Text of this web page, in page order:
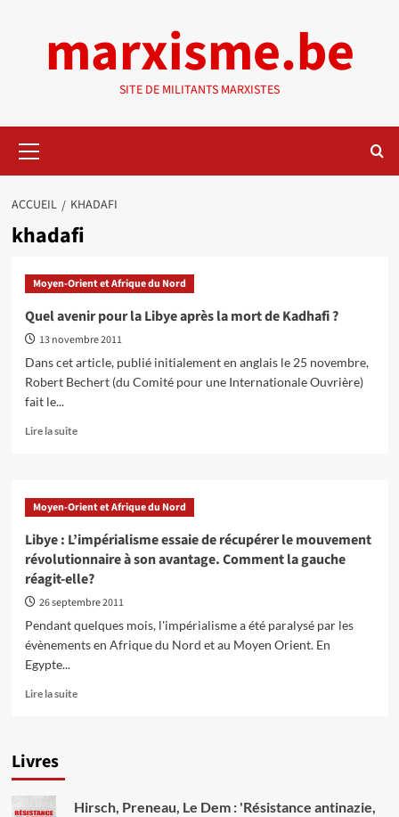
marxisme.be
SITE DE MILITANTS MARXISTES
principal
ACCUEIL KHADAFI
khadafi
Moyen-Orient et Afrique du Nord
Quel avenir pour la Libye après la mort de Kadhafi ?
13 novembre 2011
Dans cet article, publié initialement en anglais le 25 novembre,
Robert Bechert (du Comité pour une Internationale Ouvrière)
fait le...
Lire la suiteEn
Quel
avenir
la
Libye
après
la
de
Kadhafi
Moyen-Orient et Afrique du Nord
Libye : L’impérialisme essaie de récupérer le mouvement
révolutionnaire à son avantage. Comment la gauche
réagit-elle?
26 septembre 2011
Pendant quelques mois, l'impérialisme a été paralysé par les
évènements en Afrique du Nord et au Moyen Orient. En
Egypte...
Lire la suiteEn
essaie
Livres
Hirsch, Preneau, Le Dem : 'Résistance antinazie,